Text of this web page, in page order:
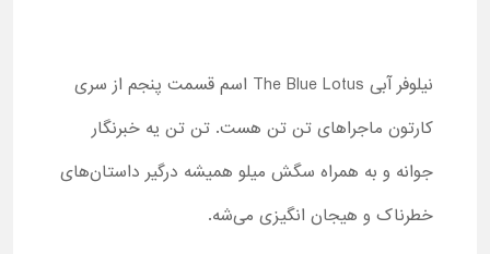
نیلوفر آبی The Blue Lotus اسم قسمت پنجم از سری
کارتون‌ ماجراهای تن تن هست. تن تن یه خبرنگار
جوانه و به همراه سگش میلو همیشه درگیر داستان‌های
خطرناک و هیجان انگیزی می‌شه.